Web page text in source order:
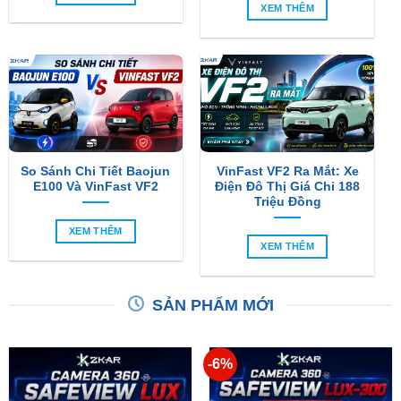
XEM THÊM
So Sánh Chi Tiết Baojun
E100 Và VinFast VF2
XEM THÊM
VinFast VF2 Ra Mắt: Xe
Điện Đô Thị Giá Chỉ 188
Triệu Đồng
XEM THÊM
SẢN PHẨM MỚI
-6%